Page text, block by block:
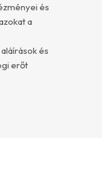
és
a
és
erőt